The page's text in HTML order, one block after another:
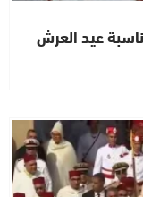
عيد العرش